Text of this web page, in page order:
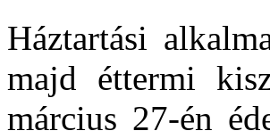
Háztartási
majd éttermi
március 27-én